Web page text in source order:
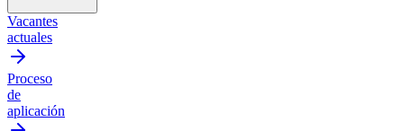
Vacantes
actuales
Proceso
de
aplicación